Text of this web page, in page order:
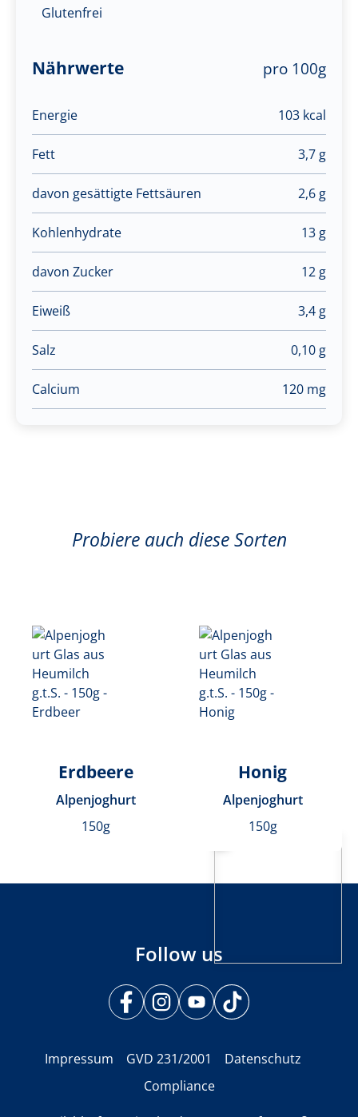
Glutenfrei
Nährwerte pro 100g
Energie 103 kcal
Fett 3,7 g
davon gesättigte Fettsäuren 2,6 g
Kohlenhydrate 13 g
davon Zucker 12 g
Eiweiß 3,4 g
Salz 0,10 g
Calcium 120 mg
Probiere auch diese Sorten
Erdbeere
Alpenjoghurt
150g
Honig
Alpenjoghurt
150g
Follow us
Impressum GVD 231/2001
Datenschutz
Compliance